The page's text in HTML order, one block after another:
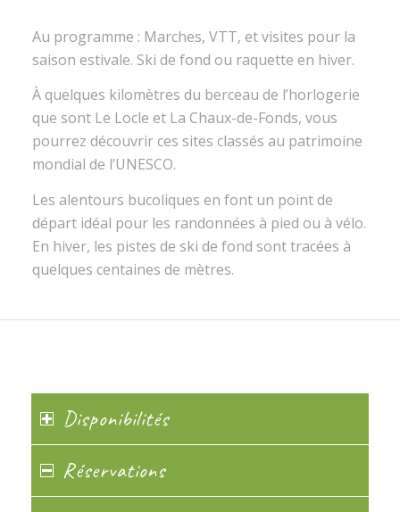
Au programme : Marches, VTT, et visites pour la
saison estivale. Ski de fond ou raquette en hiver.
À quelques kilomètres du berceau de l’horlogerie
que sont Le Locle et La Chaux-de-Fonds, vous
pourrez découvrir ces sites classés au patrimoine
mondial de l’UNESCO.
Les alentours bucoliques en font un point de
départ idéal pour les randonnées à pied ou à vélo.
En hiver, les pistes de ski de fond sont tracées à
quelques centaines de mètres.
Disponibilités
Réservations